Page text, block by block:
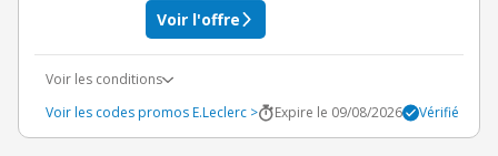
Voir l'offre
Voir les conditions
Voir les codes promos E.Leclerc >
Expire le 09/08/2026 Vérifié